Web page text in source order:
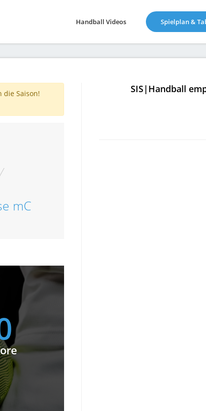
Handball Videos Spielplan &
die Saison!
/
mC
SIS|Handball